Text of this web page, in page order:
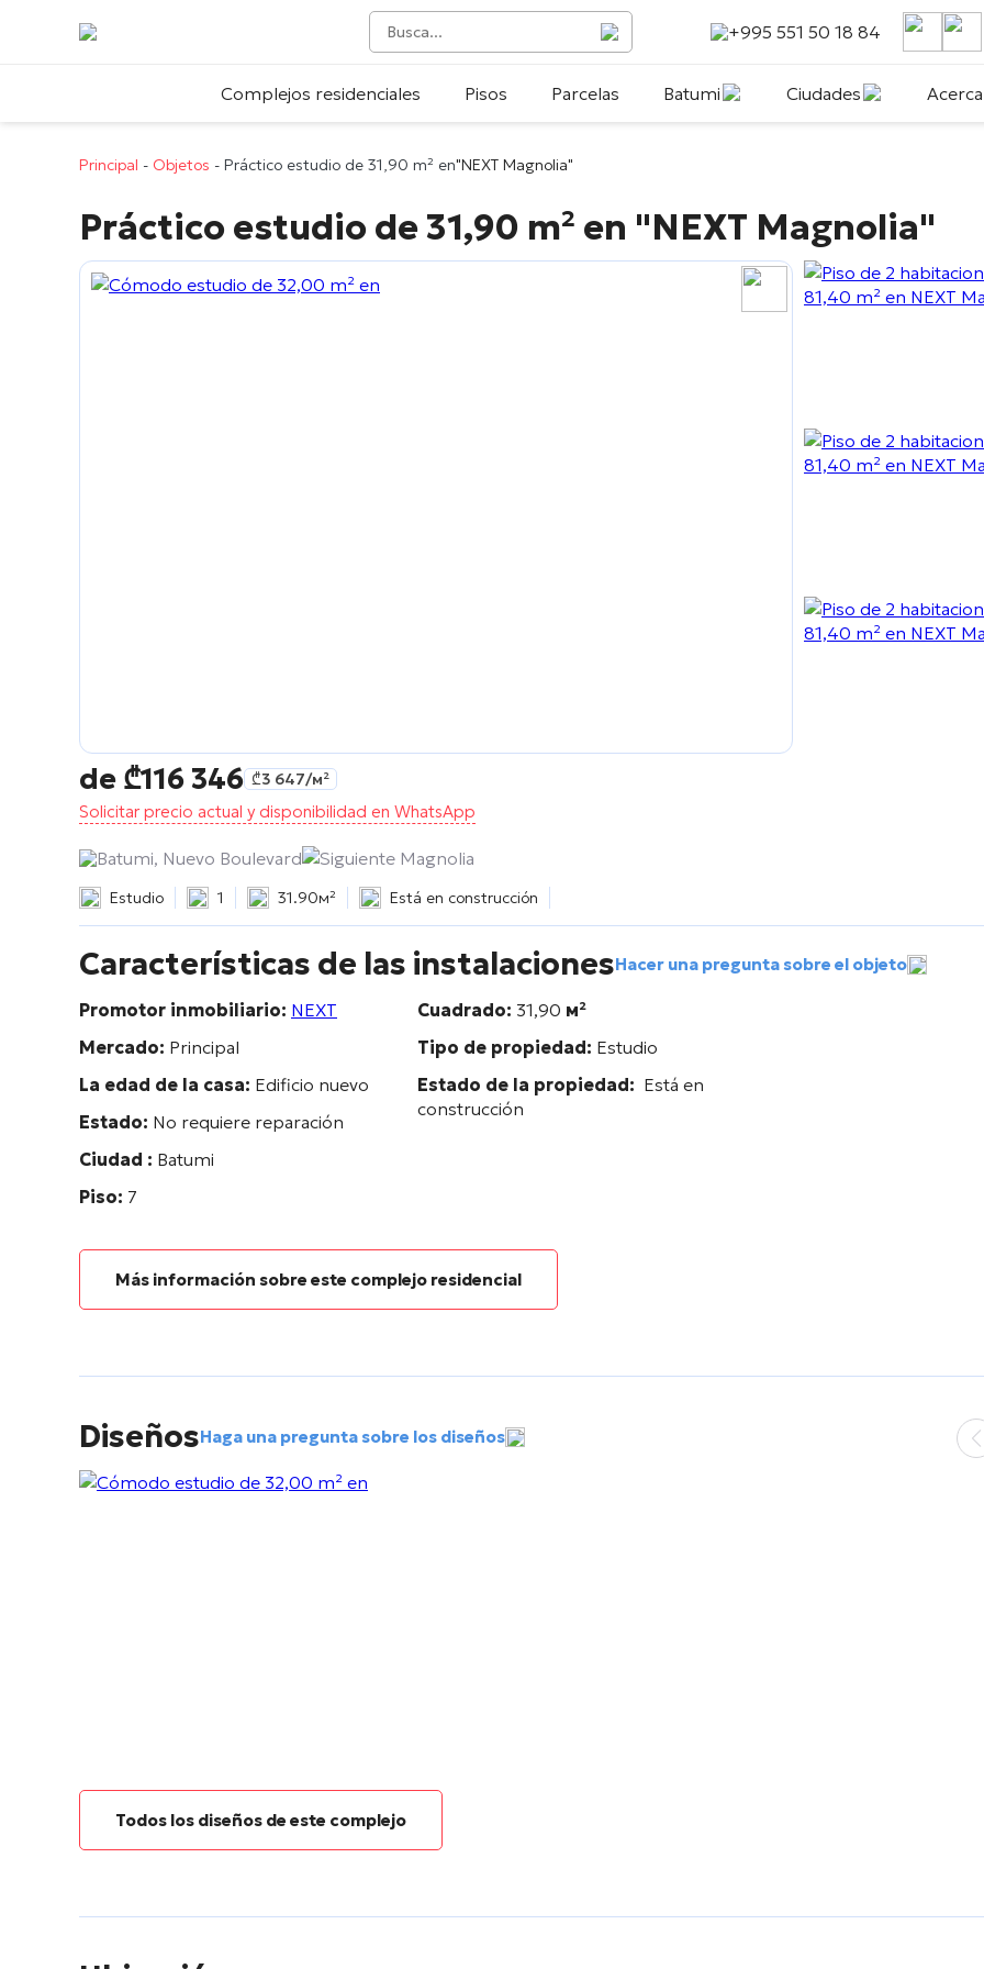
+995 551 50 18 84
Complejos residenciales Pisos Parcelas Batumi Ciudades
Principal - Objetos - Práctico estudio de 31,90 m² en"NEXT Magnolia"
Práctico estudio de 31,90 m² en "NEXT Magnolia"
de ₾116 346 ₾3 647/м²
Solicitar precio actual y disponibilidad en WhatsApp
Batumi, Nuevo Boulevard Siguiente Magnolia
Estudio 1 31.90м² Está en construcción
Características de las instalacionesHacer una pregunta sobre el objeto
Promotor inmobiliario: NEXT
Mercado: Principal
La edad de la casa: Edificio nuevo
Estado: No requiere reparación
Ciudad : Batumi
Piso: 7
Cuadrado: 31,90 м²
Tipo de propiedad: Estudio
Estado de la propiedad: Está en
construcción
Más información sobre este complejo residencial
DiseñosHaga una pregunta sobre los diseños
Todos los diseños de este complejo